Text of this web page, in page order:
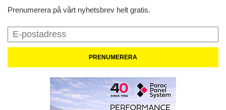
Prenumerera på vårt nyhetsbrev helt gratis.